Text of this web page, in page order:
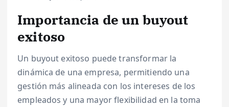
Importancia de un buyout
exitoso
Un buyout exitoso puede transformar la
dinámica de una empresa, permitiendo una
gestión más alineada con los intereses de los
empleados y una mayor flexibilidad en la toma